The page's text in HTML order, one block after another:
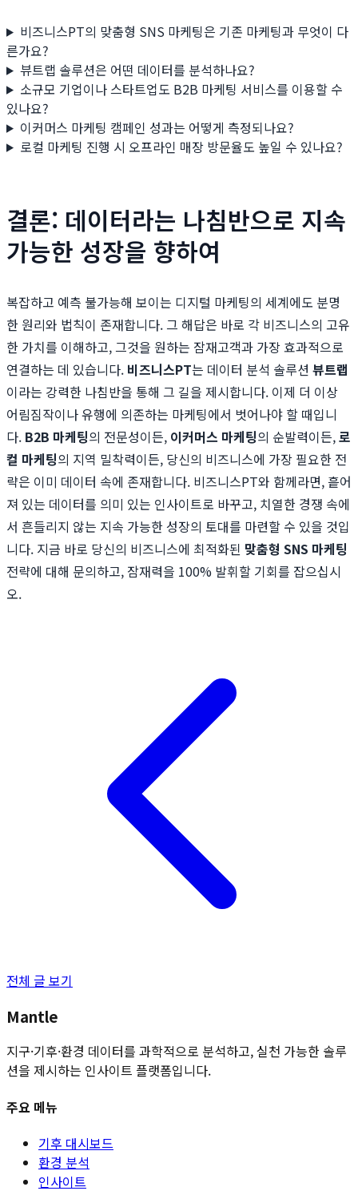
비즈니스PT의 맞춤형 SNS 마케팅은 기존 마케팅과 무엇이 다
른가요?
뷰트랩 솔루션은 어떤 데이터를 분석하나요?
소규모 기업이나 스타트업도 B2B 마케팅 서비스를 이용할 수
있나요?
이커머스 마케팅 캠페인 성과는 어떻게 측정되나요?
로컬 마케팅 진행 시 오프라인 매장 방문율도 높일 수 있나요?
결론: 데이터라는 나침반으로 지속
가능한 성장을 향하여
복잡하고 예측 불가능해 보이는 디지털 마케팅의 세계에도 분명
한 원리와 법칙이 존재합니다. 그 해답은 바로 각 비즈니스의 고유
한 가치를 이해하고, 그것을 원하는 잠재고객과 가장 효과적으로
연결하는 데 있습니다. 비즈니스PT는 데이터 분석 솔루션 뷰트랩
이라는 강력한 나침반을 통해 그 길을 제시합니다. 이제 더 이상
어림짐작이나 유행에 의존하는 마케팅에서 벗어나야 할 때입니
다. B2B 마케팅의 전문성이든, 이커머스 마케팅의 순발력이든,로
컬 마케팅의 지역 밀착력이든, 당신의 비즈니스에 가장 필요한 전
략은 이미 데이터 속에 존재합니다. 비즈니스PT와 함께라면, 흩어
져 있는 데이터를 의미 있는 인사이트로 바꾸고, 치열한 경쟁 속에
서 흔들리지 않는 지속 가능한 성장의 토대를 마련할 수 있을 것입
니다. 지금 바로 당신의 비즈니스에 최적화된 맞춤형 SNS 마케팅
전략에 대해 문의하고, 잠재력을 100% 발휘할 기회를 잡으십시
오.
전체 글 보기
Mantle
지구·기후·환경 데이터를 과학적으로 분석하고, 실천 가능한 솔루
션을 제시하는 인사이트 플랫폼입니다.
주요 메뉴
기후 대시보드
환경 분석
인사이트